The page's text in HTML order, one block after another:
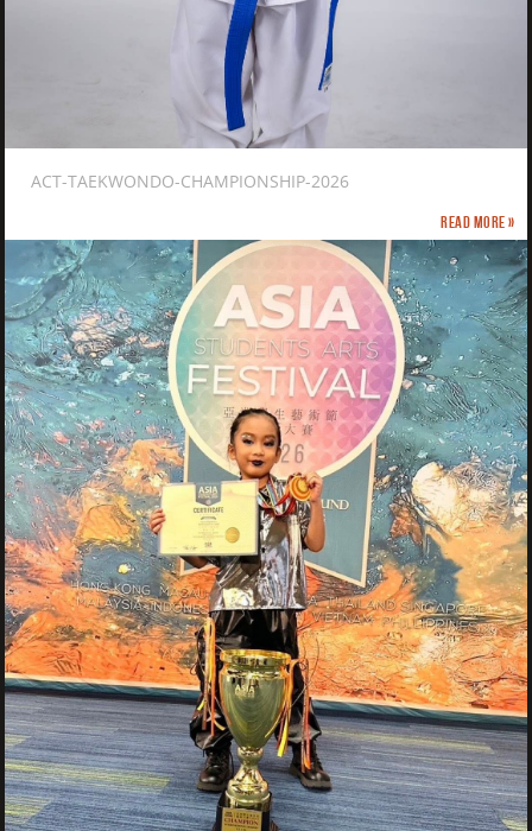
ACT-TAEKWONDO-CHAMPIONSHIP-2026
Read more »